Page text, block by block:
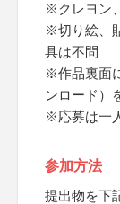
※クレヨン
※切り絵、
具は不問
※作品裏面
ンロード）
※応募は一
参加方法
提出物を下